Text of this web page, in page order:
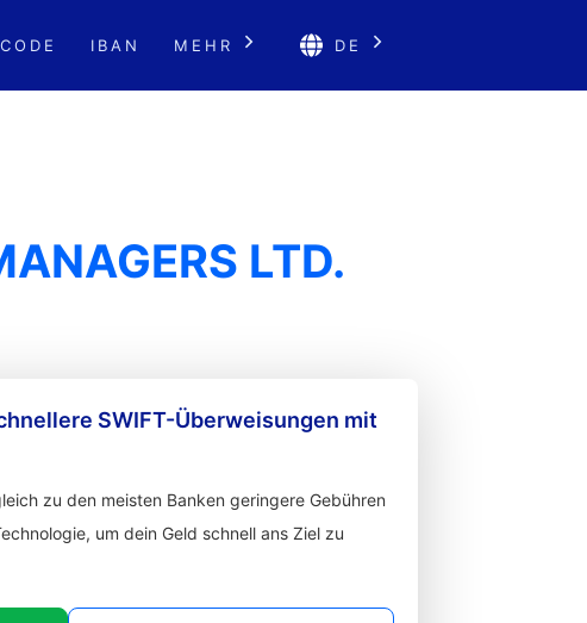
IBAN MEHR DE
LTD.
SWIFT-Überweisungen mit
zu den meisten Banken geringere Gebühren
um dein Geld schnell ans Ziel zu